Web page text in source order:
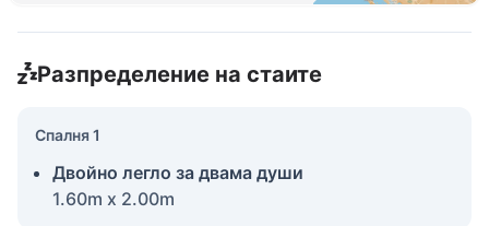
Разпределение на стаите
Спалня 1
Двойно легло за двама души
1.60m x 2.00m